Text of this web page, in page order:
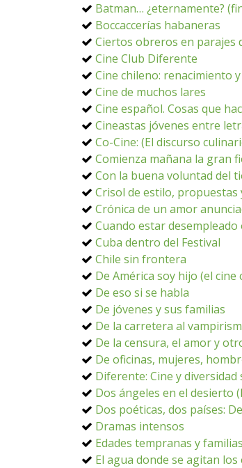
Batman… ¿eternamente?
Boccaccerías habaneras
Ciertos obreros en parajes
Cine Club Diferente
Cine chileno: renacimiento
Cine de muchos lares
Cine español. Cosas que
Cineastas jóvenes entre
Co-Cine: (El discurso
Comienza mañana la gran
Con la buena voluntad del
Crisol de estilo, propuestas
Crónica de un amor
Cuando estar desempleado
Cuba dentro del Festival
Chile sin frontera
De América soy hijo (el
De eso si se habla
De jóvenes y sus familias
De la carretera al
De la censura, el amor y
De oficinas, mujeres,
Diferente: Cine y diversidad
Dos ángeles en el desierto
Dos poéticas, dos países:
Dramas intensos
Edades tempranas y
El agua donde se agitan los